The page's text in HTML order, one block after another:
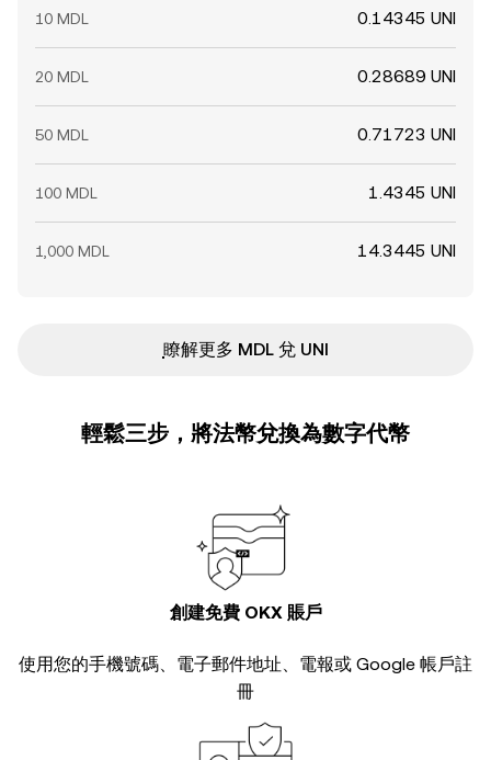
10 MDL 0.14345 UNI
20 MDL 0.28689 UNI
50 MDL 0.71723 UNI
100 MDL 1.4345 UNI
1,000 MDL 14.3445 UNI
ִִִִִִִִִִִִִִִִִִִִִִִִִִִִִִִִִִִִִִִִִִִִִִִ瞭解更多 MDL 兌 UNI
輕鬆三步，將法幣兌換為數字代幣
創建免費 OKX 賬戶
使用您的手機號碼、電子郵件地址、電報或 Google 帳戶註
冊